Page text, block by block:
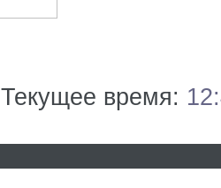
Текущее время: